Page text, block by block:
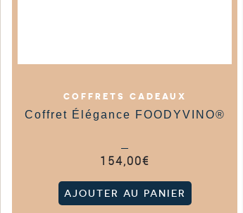
COFFRETS CADEAUX
Coffret Élégance FOODYVINO®
154,00€
AJOUTER AU PANIER